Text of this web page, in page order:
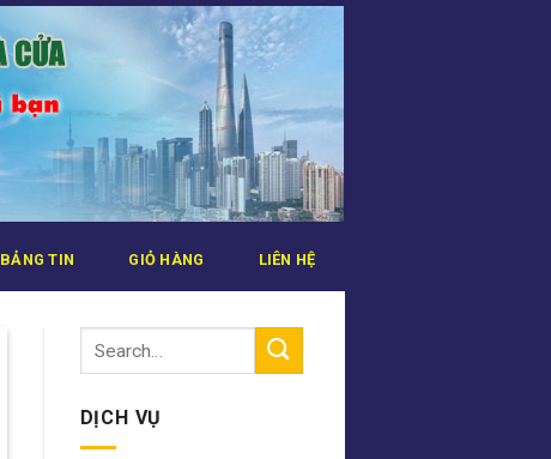
BẢNG TIN GIỎ HÀNG LIÊN HỆ
DỊCH VỤ